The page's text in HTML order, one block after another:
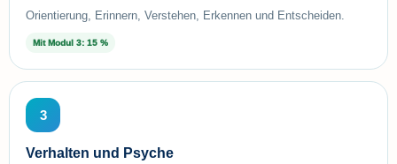
Orientierung, Erinnern, Verstehen, Erkennen und Entscheiden.
Mit Modul 3: 15 %
3
Verhalten und Psyche